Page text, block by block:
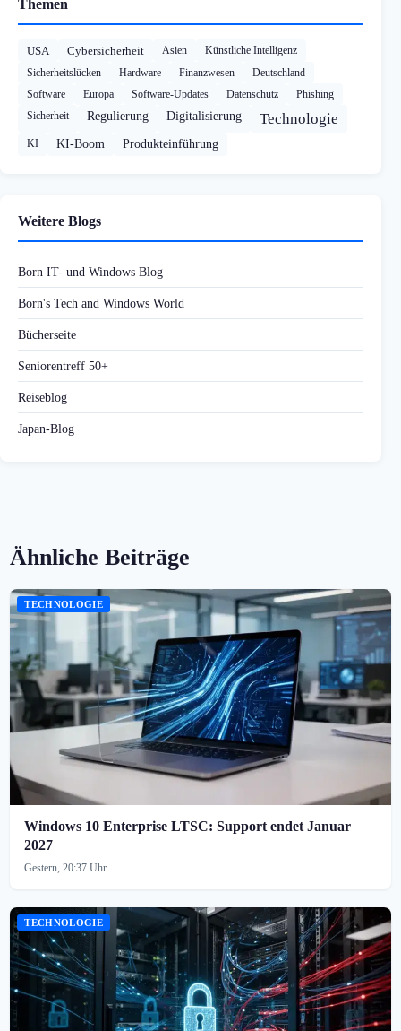
Themen
USA Cybersicherheit Asien
Künstliche Intelligenz
Sicherheitslücken
Hardware Finanzwesen
Deutschland
Software
Europa Software-Updates Datenschutz
Phishing
Sicherheit
Regulierung Digitalisierung Technologie
KI KI-Boom Produkteinführung
Weitere Blogs
Born IT- und Windows Blog
Born's Tech and Windows World
Bücherseite
Seniorentreff 50+
Reiseblog
Japan-Blog
Ähnliche Beiträge
TECHNOLOGIE
Windows 10 Enterprise LTSC: Support endet Januar
2027
Gestern, 20:37 Uhr
TECHNOLOGIE